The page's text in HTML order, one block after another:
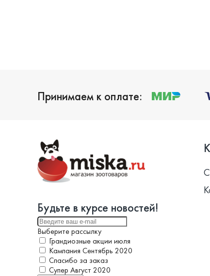
Принимаем к оплате:
Будьте в курсе новостей!
Выберите рассылку
Грандиозные акции июля
Кампания Сентябрь 2020
Спасибо за заказ
Супер Август 2020